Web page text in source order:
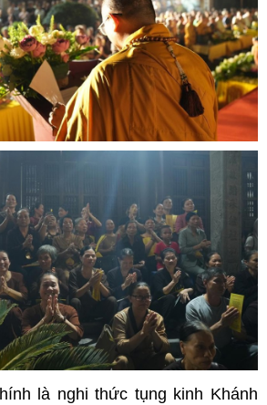
là nghi thức tụng kinh Khánh